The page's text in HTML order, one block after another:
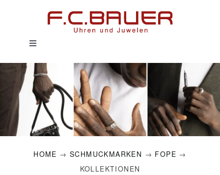
Toggle
HOME
UHREN
SCHMUCK
SERVICE
HOME → SCHMUCKMARKEN → FOPE →
KOLLEKTIONEN